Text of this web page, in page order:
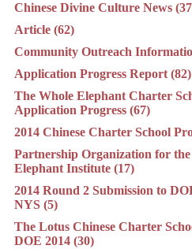
Chinese Divine Culture News
Article (62)
Community Outreach
Application Progress Report (82)
The Whole Elephant Charter
Application Progress (67)
2014 Chinese Charter School
Partnership Organization for
Elephant Institute (17)
2014 Round 2 Submission to
NYS (5)
The Lotus Chinese Charter
DOE 2014 (30)